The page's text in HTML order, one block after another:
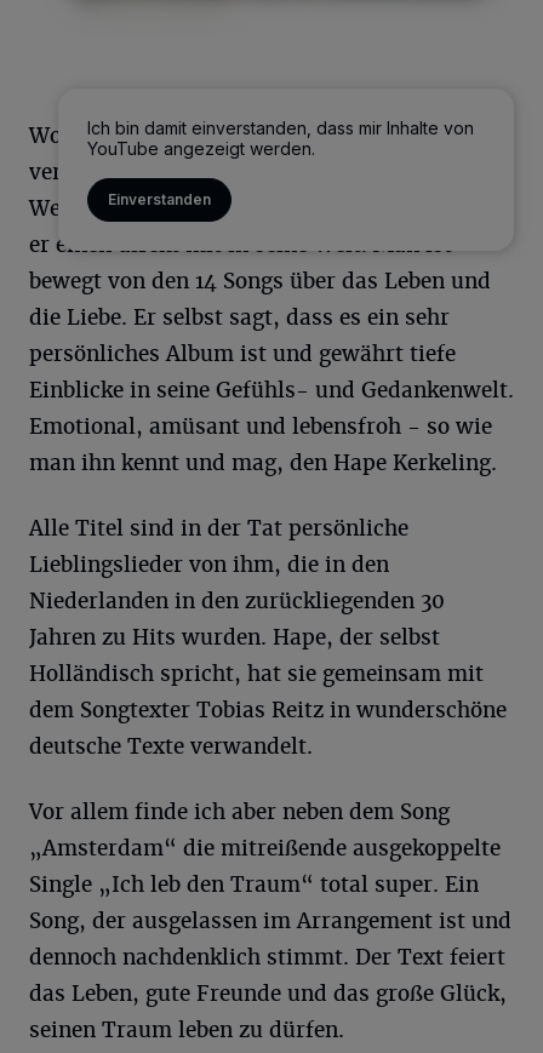
Ich bin damit einverstanden, dass mir Inhalte von
YouTube angezeigt werden.
Einverstanden
Worum es auf seinem neuen Album geht,
verrät schon der Titel: „Mal unter uns …“
Wenn man den Liedern lauscht, dann nimmt
er einen direkt mit in seine Welt. Man ist
bewegt von den 14 Songs über das Leben und
die Liebe. Er selbst sagt, dass es ein sehr
persönliches Album ist und gewährt tiefe
Einblicke in seine Gefühls- und Gedankenwelt.
Emotional, amüsant und lebensfroh - so wie
man ihn kennt und mag, den Hape Kerkeling.
Alle Titel sind in der Tat persönliche
Lieblingslieder von ihm, die in den
Niederlanden in den zurückliegenden 30
Jahren zu Hits wurden. Hape, der selbst
Holländisch spricht, hat sie gemeinsam mit
dem Songtexter Tobias Reitz in wunderschöne
deutsche Texte verwandelt.
Vor allem finde ich aber neben dem Song
„Amsterdam“ die mitreißende ausgekoppelte
Single „Ich leb den Traum“ total super. Ein
Song, der ausgelassen im Arrangement ist und
dennoch nachdenklich stimmt. Der Text feiert
das Leben, gute Freunde und das große Glück,
seinen Traum leben zu dürfen.